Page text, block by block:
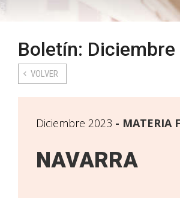
Boletín: Diciembre
VOLVER
Diciembre 2023 MATERIA
NAVARRA